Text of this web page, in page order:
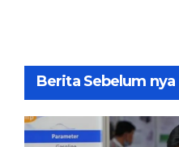
Berita Sebelum nya